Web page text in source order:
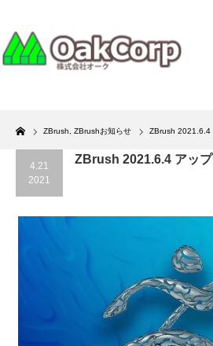
Home
ZBrush ZBrushお知らせ ZBrush 2021.6.4
4.21
2021
ZBrush 2021.6.4 アッ